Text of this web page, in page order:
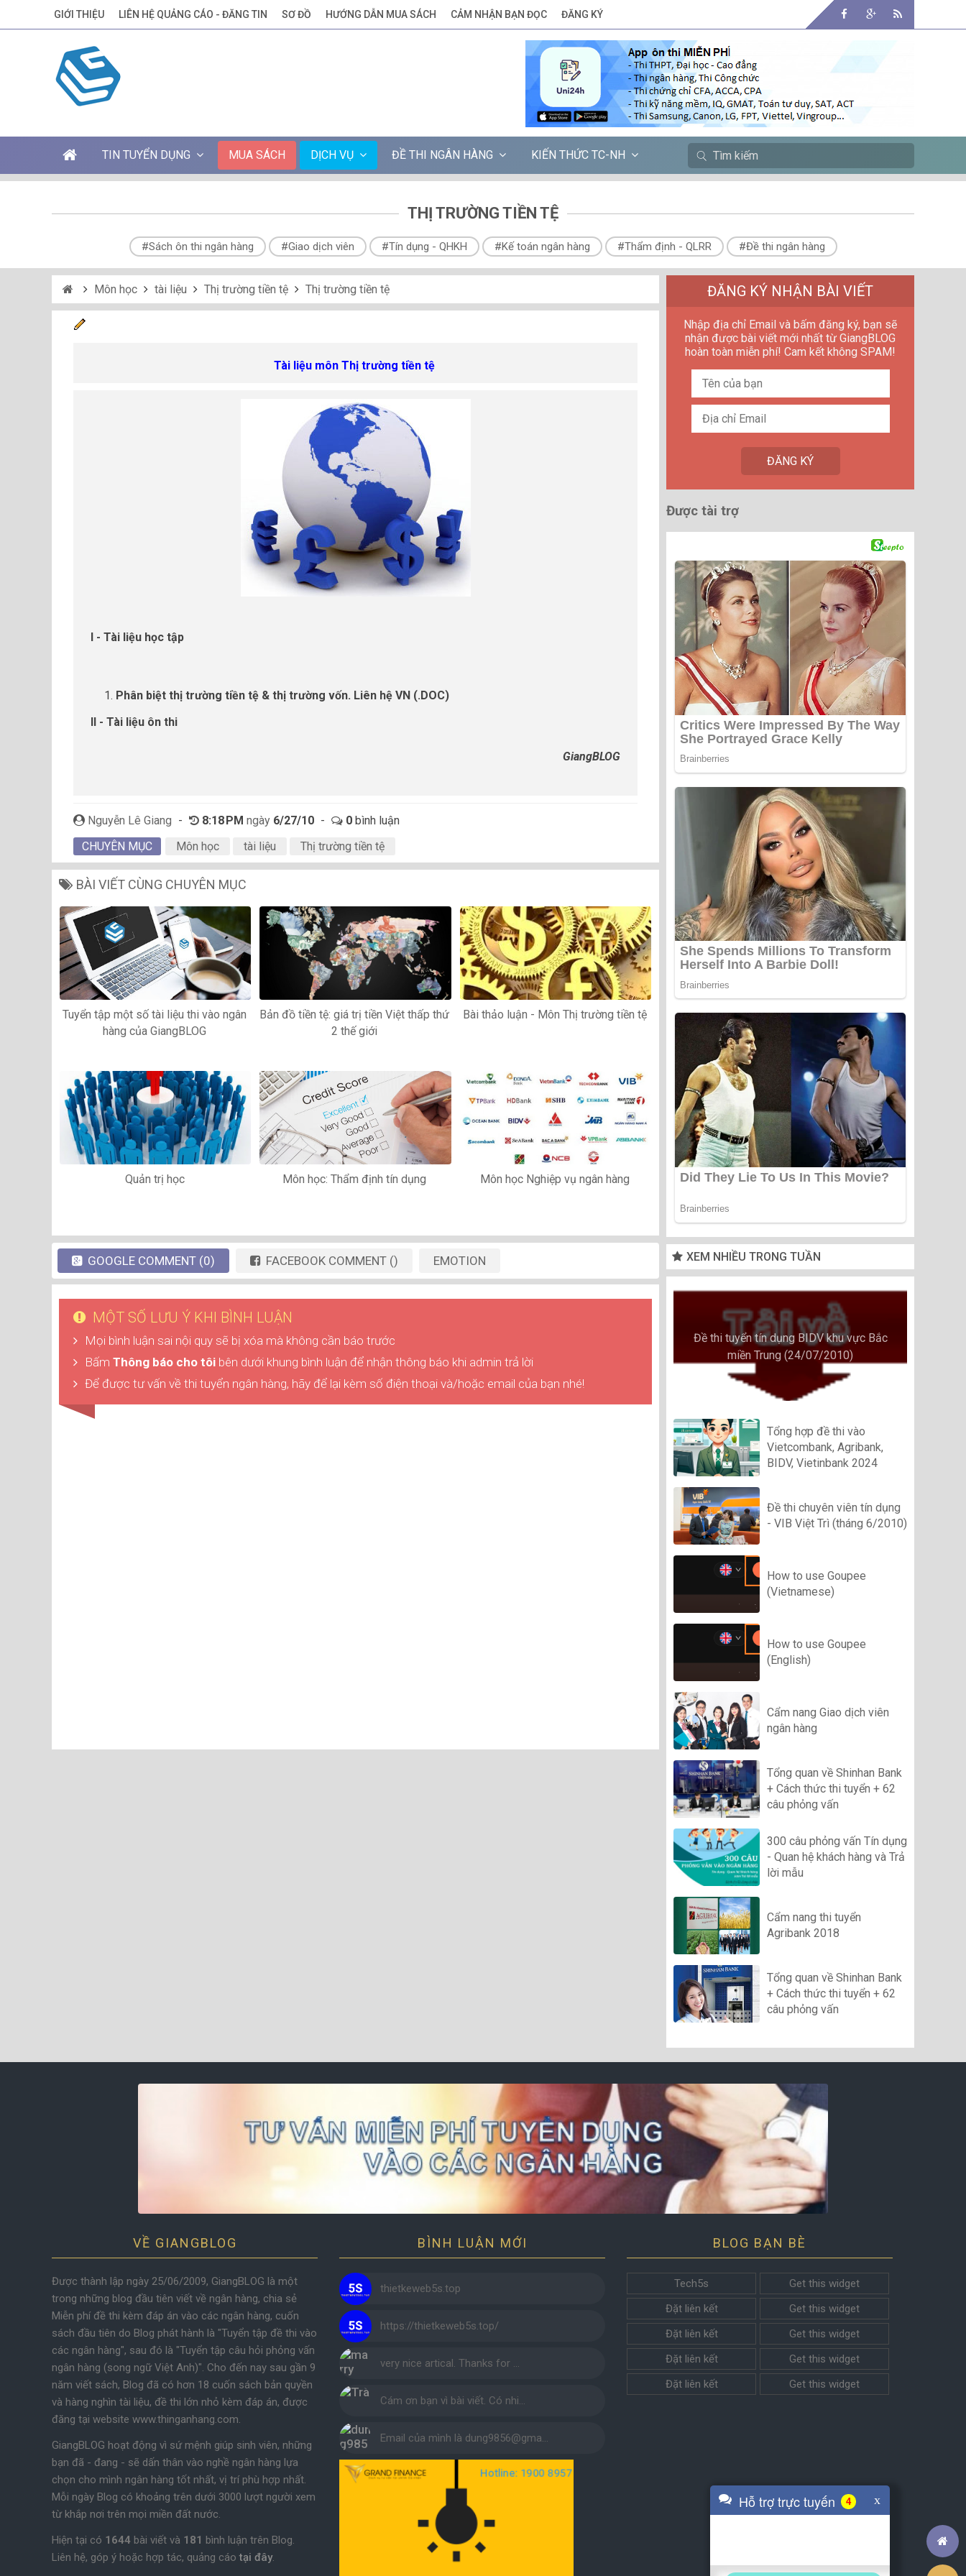
GIỚI THIỆU LIÊN HỆ QUẢNG CÁO - ĐĂNG TIN SƠ ĐỒ HƯỚNG DẪN MUA SÁCH CẢM NHẬN BẠN ĐỌC ĐĂNG KÝ
TIN TUYỂN DỤNG MUA SÁCH DỊCH VỤ ĐỀ THI NGÂN HÀNG KIẾN THỨC TC-NH
THỊ TRƯỜNG TIỀN TỆ
#Sách ôn thi ngân hàng #Giao dịch viên #Tín dụng - QHKH #Kế toán ngân hàng #Thẩm định - QLRR #Đề thi ngân hàng
Môn học tài liệu Thị trường tiền tệ Thị trường tiền tệ
Tài liệu môn Thị trường tiền tệ
I - Tài liệu học tập
Phân biệt thị trường tiền tệ & thị trường vốn. Liên hệ VN (.DOC)
II - Tài liệu ôn thi
GiangBLOG
Nguyễn Lê Giang - 8:18 PM ngày 6/27/10 - 0 bình luận
CHUYÊN MỤC
Môn học tài liệu Thị trường tiền tệ
BÀI VIẾT CÙNG CHUYÊN MỤC
Tuyển tập một số tài liệu thi vào ngân
hàng của GiangBLOG
Bản đồ tiền tệ: giá trị tiền Việt thấp thứ
2 thế giới
Bài thảo luận - Môn Thị trường tiền tệ
Quản trị học Môn học: Thẩm định tín dụng Môn học Nghiệp vụ ngân hàng
GOOGLE COMMENT (0) FACEBOOK COMMENT () EMOTION
MỘT SỐ LƯU Ý KHI BÌNH LUẬN
Mọi bình luận sai nội quy sẽ bị xóa mà không cần báo trước
Bấm Thông báo cho tôi bên dưới khung bình luận để nhận thông báo khi admin trả lời
Để được tư vấn về thi tuyển ngân hàng, hãy để lại kèm số điện thoại và/hoặc email của bạn nhé!
ĐĂNG KÝ NHẬN BÀI VIẾT
Nhập địa chỉ Email và bấm đăng ký, bạn sẽ
nhận được bài viết mới nhất từ GiangBLOG
hoàn toàn miễn phí! Cam kết không SPAM!
Được tài trợ
XEM NHIỀU TRONG TUẦN
Đề thi tuyển tín dụng BIDV khu vực Bắc
miền Trung (24/07/2010)
Tổng hợp đề thi vào
Vietcombank, Agribank,
BIDV, Vietinbank 2024
Đề thi chuyên viên tín dụng
- VIB Việt Trì (tháng 6/2010)
How to use Goupee
(Vietnamese)
How to use Goupee
(English)
Cẩm nang Giao dịch viên
ngân hàng
Tổng quan về Shinhan Bank
+ Cách thức thi tuyển + 62
câu phỏng vấn
300 câu phỏng vấn Tín dụng
- Quan hệ khách hàng và Trả
lời mẫu
Cẩm nang thi tuyển
Agribank 2018
Tổng quan về Shinhan Bank
+ Cách thức thi tuyển + 62
câu phỏng vấn
VỀ GIANGBLOG
Được thành lập ngày 25/06/2009, GiangBLOG là một
trong những blog đầu tiên viết về ngân hàng, chia sẻ
Miễn phí đề thi kèm đáp án vào các ngân hàng, cuốn
sách đầu tiên do Blog phát hành là "Tuyển tập đề thi vào
các ngân hàng", sau đó là "Tuyển tập câu hỏi phỏng vấn
ngân hàng (song ngữ Việt Anh)". Cho đến nay sau gần 9
năm viết sách, Blog đã có hơn 18 cuốn sách bản quyền
và hàng nghìn tài liệu, đề thi lớn nhỏ kèm đáp án, được
đăng tại website www.thinganhang.com.
GiangBLOG hoạt động vì sứ mệnh giúp sinh viên, những
bạn đã - đang - sẽ dấn thân vào nghề ngân hàng lựa
chọn cho mình ngân hàng tốt nhất, vị trí phù hợp nhất.
Mỗi ngày Blog có khoảng trên dưới 3000 lượt người xem
từ khắp nơi trên mọi miền đất nước.
Hiện tại có 1644 bài viết và 181 bình luận trên Blog.
Liên hệ, góp ý hoặc hợp tác, quảng cáotại đây.
BÌNH LUẬN MỚI
thietkeweb5s.top
https://thietkeweb5s.top/
very nice artical. Thanks for …
Cám ơn bạn vì bài viết. Có nhi…
Email của mình là dung9856@gma…
BLOG BẠN BÈ
Tech5s
Get this widget
Đặt liên kết
Get this widget
Đặt liên kết
Get this widget
Đặt liên kết
Get this widget
Đặt liên kết
Get this widget
Hỗ trợ trực tuyến 4 x